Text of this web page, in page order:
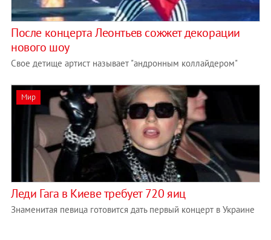
После концерта Леонтьев сожжет декорации
нового шоу
Свое детище артист называет "андронным коллайдером"
Мир
Леди Гага в Киеве требует 720 яиц
Знаменитая певица готовится дать первый концерт в Украине